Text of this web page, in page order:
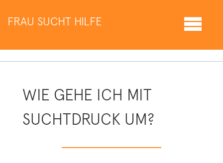
FRAU SUCHT HILFE
WIE GEHE ICH MIT
SUCHTDRUCK UM?